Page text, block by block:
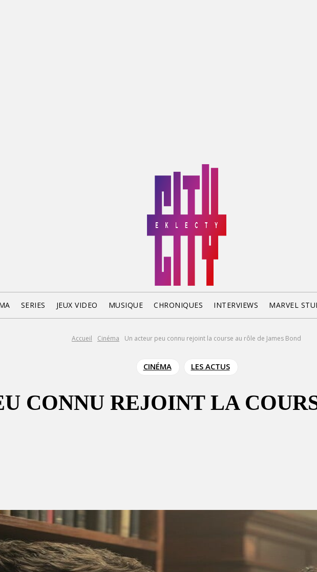
SERIES JEUX VIDEO MUSIQUE CHRONIQUES INTERVIEWS MARVEL
Accueil Cinéma Un acteur peu connu rejoint la course au rôle de James Bond
CINÉMA LES ACTUS
CONNU REJOINT LA